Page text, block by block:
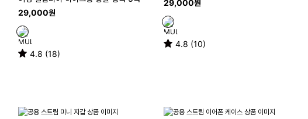
29,000원
4.8 (18)
29,000원
4.8 (10)